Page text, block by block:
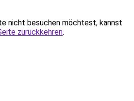
nicht besuchen möchtest, kannst
zurückkehren.